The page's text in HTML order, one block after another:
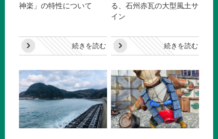
神楽」の特性について
続きを読む
る、石州赤瓦の大型風土サ
イン
続きを読む